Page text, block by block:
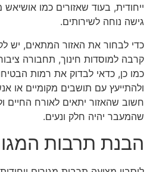
ייחודית, בעוד שאזורים כמו
גישה נוחה לשירותים.
כדי לבחור את האזור המתאים, יש
קרבה למוסדות חינוך, תחבורה
כמו כן, כדאי לבדוק את רמות
ולהתייעץ עם תושבים מקומיים או
חשוב שהאזור יתאים לאורח החיים
שהמעבר יהיה חלק ונעים.
הבנת תרבות